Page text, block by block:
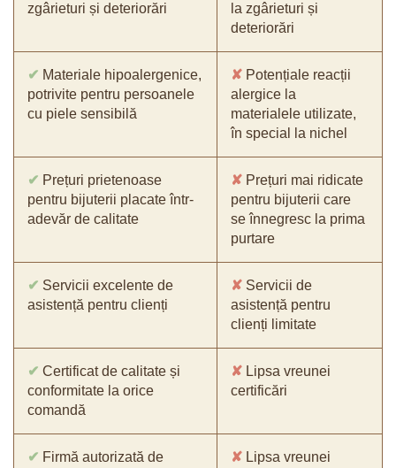
zgârieturi și deteriorări
la zgârieturi și
deteriorări
✔ Materiale hipoalergenice,
potrivite pentru persoanele
cu piele sensibilă
✘ Potențiale reacții
alergice la
materialele utilizate,
în special la nichel
✔ Prețuri prietenoase
pentru bijuterii placate într-
adevăr de calitate
✘ Prețuri mai ridicate
pentru bijuterii care
se înnegresc la prima
purtare
✔ Servicii excelente de
asistență pentru clienți
✘ Servicii de
asistență pentru
clienți limitate
✔ Certificat de calitate și
conformitate la orice
comandă
✘ Lipsa vreunei
certificări
✔ Firmă autorizată de
✘ Lipsa vreunei